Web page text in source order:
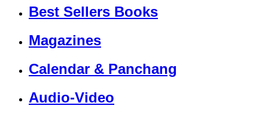
Best Sellers Books
Magazines
Calendar & Panchang
Audio-Video